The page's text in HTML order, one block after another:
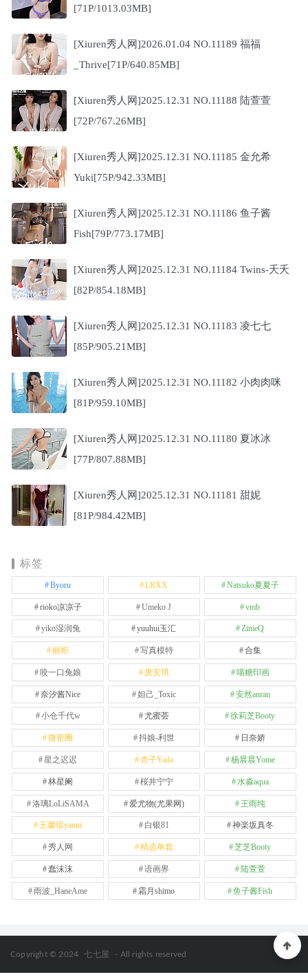
[71P/1013.03MB]
[Xiuren秀人网]2026.01.04 NO.11189 福福
_Thrive[71P/640.85MB]
[Xiuren秀人网]2025.12.31 NO.11188 陆萱萱
[72P/767.26MB]
[Xiuren秀人网]2025.12.31 NO.11185 金允希
Yuki[75P/942.33MB]
[Xiuren秀人网]2025.12.31 NO.11186 鱼子酱
Fish[79P/773.17MB]
[Xiuren秀人网]2025.12.31 NO.11184 Twins-夭夭
[82P/854.18MB]
[Xiuren秀人网]2025.12.31 NO.11183 凌七七
[85P/905.21MB]
[Xiuren秀人网]2025.12.31 NO.11182 小肉肉咪
[81P/959.10MB]
[Xiuren秀人网]2025.12.31 NO.11180 夏冰冰
[77P/807.88MB]
[Xiuren秀人网]2025.12.31 NO.11181 甜妮
[81P/984.42MB]
标签
Byoru LRXX Natsuko夏夏子
rioko凉凉子 Umeko J vmb
yiko湿润兔 yuuhui玉汇 ZinieQ
丽柜 写真模特 合集
咬一口兔娘 唐安琪 喵糖印画
奈汐酱Nice 妲己_Toxic 安然anran
小仓千代w 尤蜜荟 徐莉芝Booty
微密圈 抖娘-利世 日奈娇
星之迟迟 杏子Yada 杨晨晨Yome
林星阑 桜井宁宁 水淼aqua
洛璃LoLiSAMA 爱尤物(尤果网) 王雨纯
王馨瑶yanni 白银81 神楽坂真冬
秀人网 精选单套 芝芝Booty
蠢沫沫 语画界 陆萱萱
雨波_HaneAme 霜月shimo 鱼子酱Fish
Copyright © 2024 七七屋 - All rights reserved